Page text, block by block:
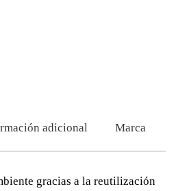
adicional Marca
gracias a la reutilización